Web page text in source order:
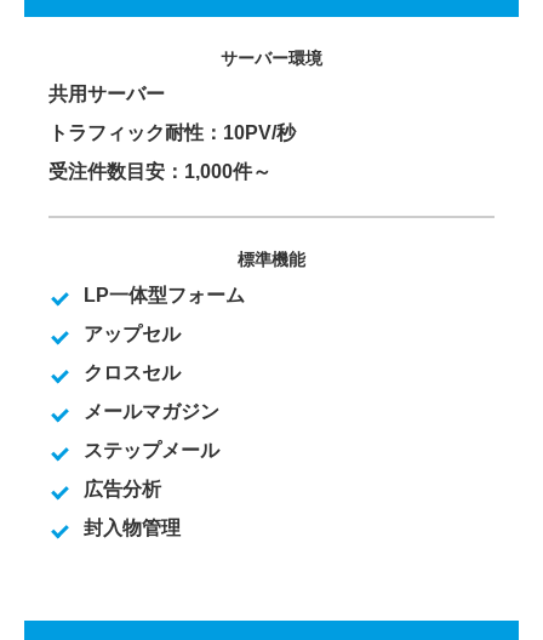
サーバー環境
共用サーバー
トラフィック耐性：10PV/秒
受注件数目安：1,000件～
標準機能
LP一体型フォーム
アップセル
クロスセル
メールマガジン
ステップメール
広告分析
封入物管理